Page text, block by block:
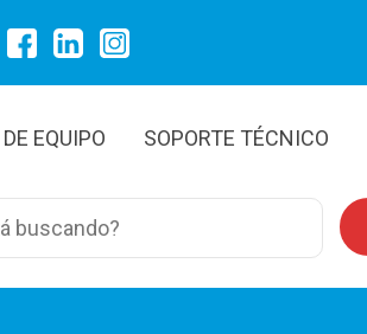
EQUIPO SOPORTE TÉCNICO